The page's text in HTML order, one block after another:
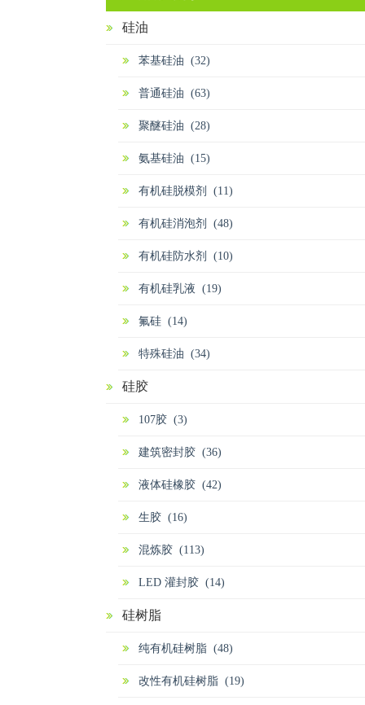
硅油
苯基硅油 (32)
普通硅油 (63)
聚醚硅油 (28)
氨基硅油 (15)
有机硅脱模剂 (11)
有机硅消泡剂 (48)
有机硅防水剂 (10)
有机硅乳液 (19)
氟硅 (14)
特殊硅油 (34)
硅胶
107胶 (3)
建筑密封胶 (36)
液体硅橡胶 (42)
生胶 (16)
混炼胶 (113)
LED 灌封胶 (14)
硅树脂
纯有机硅树脂 (48)
改性有机硅树脂 (19)